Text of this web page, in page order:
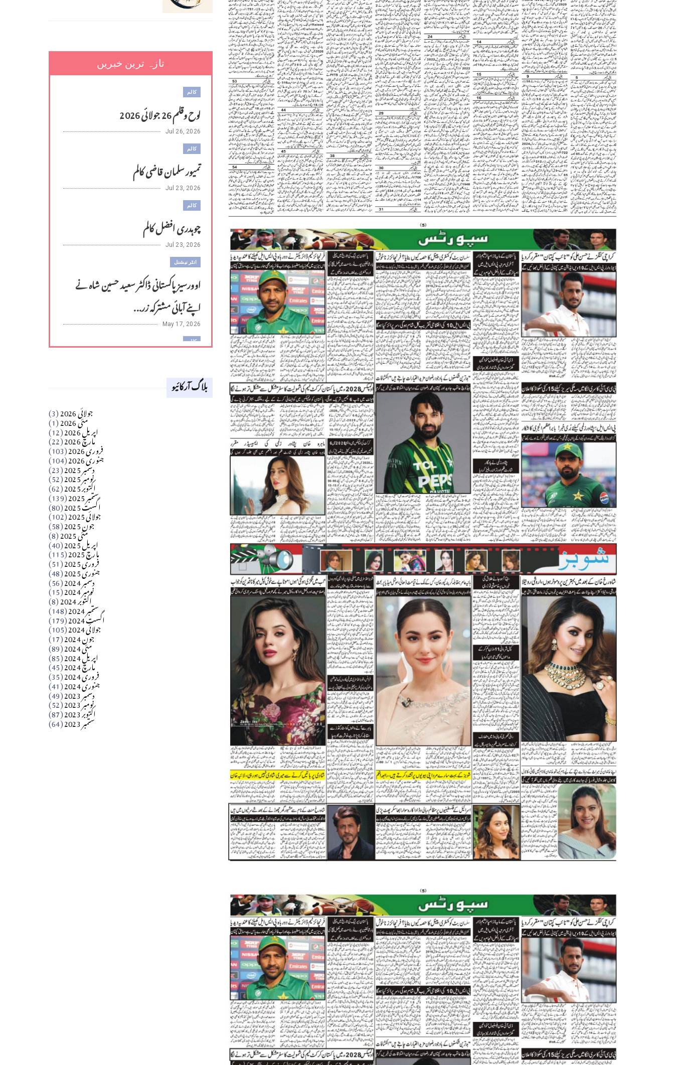
تازہ ترین خبریں
کالم
لوح وقلم 26 جولائی 2026
Jul 26, 2026
کالم
تمیور سلمان قاضی کالم
Jul 23, 2026
کالم
چوہدری افضل کالم
Jul 23, 2026
انٹر نیشنل
اوورسیز پاکستانی ڈاکٹر سعید حسین شاہ نے
اپنے آبائی مشترکہ زر...
May 17, 2026
کالم
Apr 18, 2026
آزاد کشمیر جیسے احتجاج کی ضرورت ہے؟
​تحریر: عاصم نواز طاہرخیلی (غازی/ہری پور)
بلاگ آرکائیو
جولائی 2026 (3) مئی 2026 (1) اپریل 2026 (12) مارچ 2026 (22) فروری 2026 (103) جنوری 2026 (104) دسمبر 2025 (23) نومبر 2025 (52) اکتوبر 2025 (62) ستمبر 2025 (139) اگست 2025 (80) جولائی 2025 (102) جون 2025 (58) مئی 2025 (8) اپریل 2025 (40) مارچ 2025 (115) فروری 2025 (51) جنوری 2025 (48) دسمبر 2024 (56) نومبر 2024 (15) اکتوبر 2024 (8) ستمبر 2024 (148) اگست 2024 (179) جولائی 2024 (105) جون 2024 (17) مئی 2024 (89) اپریل 2024 (85) مارچ 2024 (45) فروری 2024 (35) جنوری 2024 (41) دسمبر 2023 (49) نومبر 2023 (52) اکتوبر 2023 (87) ستمبر 2023 (64)